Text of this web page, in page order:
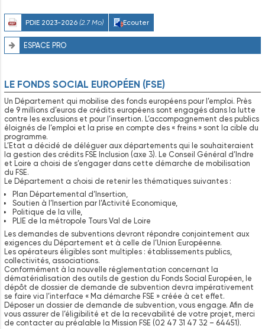
PDIE 2023-2026 (2.7 Mo) Ecouter
ESPACE PRO
LE FONDS SOCIAL EUROPÉEN (FSE)
Un Département qui mobilise des fonds européens pour l’emploi. Près
de 9 millions d’euros de crédits européens sont engagés dans la lutte
contre les exclusions et pour l’insertion. L’accompagnement des publics
éloignés de l’emploi et la prise en compte des « freins » sont la cible du
programme.
L’Etat a décidé de déléguer aux départements qui le souhaiteraient
la gestion des crédits FSE Inclusion (axe 3). Le Conseil Général d’Indre
et Loire a choisi de s’engager dans cette démarche de mobilisation
du FSE.
Le Département a choisi de retenir les thématiques suivantes :
Plan Départemental d’Insertion,
Soutien à l’Insertion par l’Activité Economique,
Politique de la ville,
PLIE de la métropole Tours Val de Loire
Les demandes de subventions devront répondre conjointement aux
exigences du Département et à celle de l’Union Européenne.
Les opérateurs éligibles sont multiples : établissements publics,
collectivités, associations.
Conformément à la nouvelle réglementation concernant la
dématérialisation des outils de gestion du Fonds Social Européen, le
dépôt de dossier de demande de subvention devra impérativement
se faire via l’interface « Ma démarche FSE » créée à cet effet.
Déposer un dossier de demande de subvention, vous engage. Afin de
vous assurer de l’éligibilité et de la recevabilité de votre projet, merci
de contacter au préalable la Mission FSE (02 47 31 47 32 – 64451).